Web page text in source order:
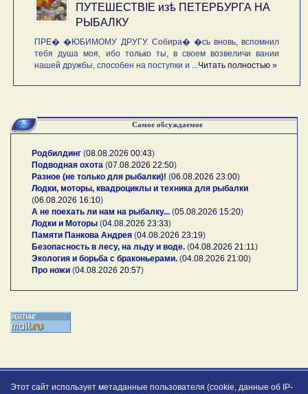
ПУТЕШЕСТВIE изѣ ПЕТЕРБУРГА НА
РЫБАЛКУ
ПРЕ� �ЮБИМОМУ ДРУГУ. Собира� �сь вновь, вспомнил
тебя душа моя, ибо только ты, в своем возвеличи вании
нашей дружбы, способен на поступки и ... Читать полностью »
Самое обсуждаемое
Родбилдинг (08.08.2026 00:43)
Подводная охота (07.08.2026 22:50)
Разное (не только для рыбалки)! (06.08.2026 23:00)
Лодки, моторы, квадроциклы и техника для рыбалки
(06.08.2026 16:10)
А не поехать ли нам на рыбалку... (05.08.2026 15:20)
Лодки и Моторы (04.08.2026 23:33)
Памяти Панкова Андрея (04.08.2026 23:19)
Безопасность в лесу, на льду и воде. (04.08.2026 21:11 )
Экология и борьба с браконьерами. (04.08.2026 21:00)
Про ножи (04.08.2026 20:57)
Этот сайт использует метаданные пользователя (cookie, данные об IP-